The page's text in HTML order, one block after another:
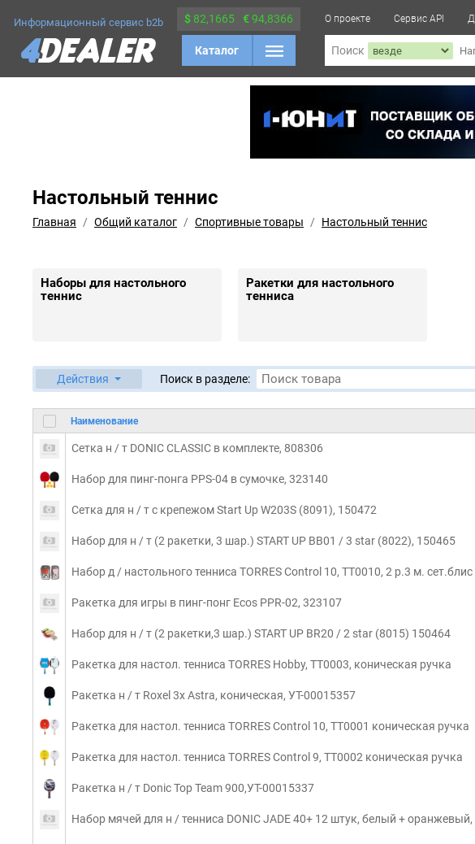
Информационный сервис b2b $ 82,1665 €94,8366
Каталог
О проекте Сервис API
Поиск
Настольный теннис
Главная Общий каталог Спортивные товары Настольный теннис
Наборы для настольного
теннис
Ракетки для настольного
тенниса
Действия Поиск в разделе:
Наименование
Сетка н / т DONIC CLASSIC в комплекте, 808306
Набор для пинг-понга PPS-04 в сумочке, 323140
Сетка для н / т с крепежом Start Up W203S (8091), 150472
Набор для н / т (2 ракетки, 3 шар.) START UP BB01 / 3 star (8022), 150465
Набор д / настольного тенниса TORRES Control 10, TT0010, 2 р.3 м. сет.блис
Ракетка для игры в пинг-понг Ecos PPR-02, 323107
Набор для н / т (2 ракетки,3 шар.) START UP BR20 / 2 star (8015) 150464
Ракетка для настол. тенниса TORRES Hobby, TT0003, коническая ручка
Ракетка н / т Roxel 3x Astra, коническая, УТ-00015357
Ракетка для настол. тенниса TORRES Control 10, TT0001 коническая ручка
Ракетка для настол. тенниса TORRES Control 9, TT0002 коническая ручка
Ракетка н / т Donic Top Team 900,УТ-00015337
Набор мячей для н / тенниса DONIC JADE 40+ 12 штук, белый +